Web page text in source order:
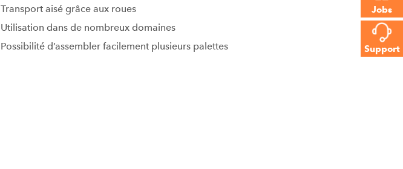
Jobs
Support
Transport aisé grâce aux roues
Utilisation dans de nombreux domaines
Possibilité d’assembler facilement plusieurs palettes